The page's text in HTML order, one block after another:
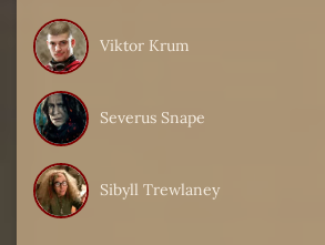
Viktor Krum
Severus Snape
Sibyll Trewlaney